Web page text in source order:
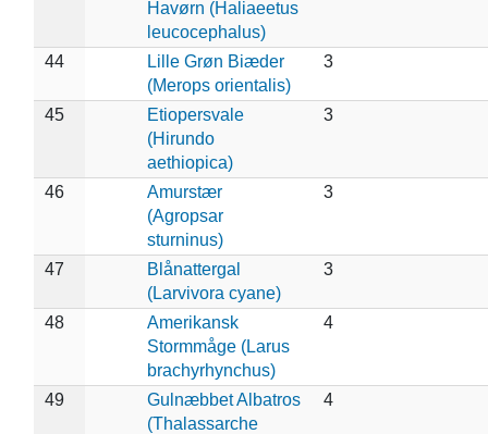
Havørn (Haliaeetus
leucocephalus)
44
Lille Grøn Biæder
(Merops orientalis)
3
45
Etiopersvale
(Hirundo
aethiopica)
3
46
Amurstær
(Agropsar
sturninus)
3
47
Blånattergal
(Larvivora cyane)
3
48
Amerikansk
Stormmåge (Larus
brachyrhynchus)
4
49
Gulnæbbet Albatros
(Thalassarche
4